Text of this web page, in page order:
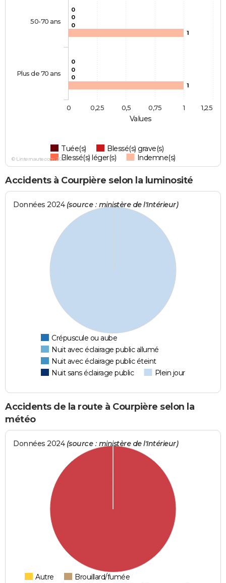
Values
0
0
0
0
0
0
1
1
Tuée(s)
Blessé(s) grave(s)
Blessé(s) léger(s)
Indemne(s)
50-70 ans
Plus de 70 ans
0 1
0,25 0,5 0,75 1,25
© Linternaute.com 2026
Accidents à Courpière selon la luminosité
Données 2024 (source : ministère de l'Intérieur)
Crépuscule ou aube
Nuit avec éclairage public allumé
Nuit avec éclairage public éteint
Nuit sans éclairage public
Plein jour
Accidents de la route à Courpière selon la
météo
Données 2024 (source : ministère de l'Intérieur)
Autre
Brouillard/fumée